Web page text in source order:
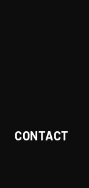
CONTACT